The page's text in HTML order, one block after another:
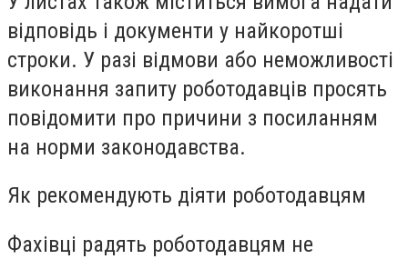
відповідь і документи у найкоротші
строки. У разі відмови або неможливості
виконання запиту роботодавців просять
повідомити про причини з посиланням
на норми законодавства.
Як рекомендують діяти роботодавцям
Фахівці радять роботодавцям не